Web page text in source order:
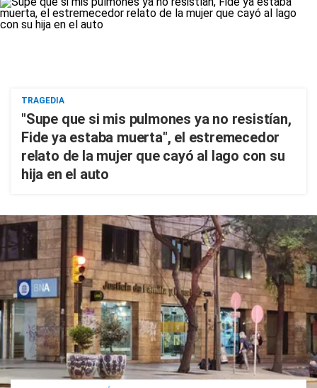
TRAGEDIA
"Supe que si mis pulmones ya no resistían,
Fide ya estaba muerta", el estremecedor
relato de la mujer que cayó al lago con su
hija en el auto